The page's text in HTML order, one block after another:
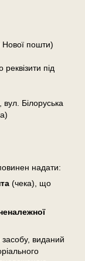
пошти)
під
Білоруська
надати:
(чека), що
засобу, виданий